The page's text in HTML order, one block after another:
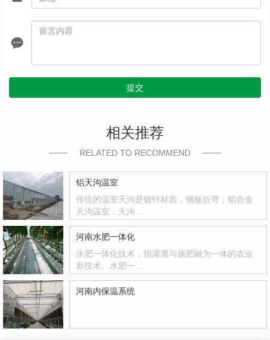
提交
相关推荐
RELATED TO RECOMMEND
铝天沟温室
传统的温室天沟是镀锌材质，钢板折弯；铝合金
天沟温室，天沟…
河南水肥一体化
水肥一体化技术，指灌溉与施肥融为一体的农业
新技术。水肥一…
河南内保温系统